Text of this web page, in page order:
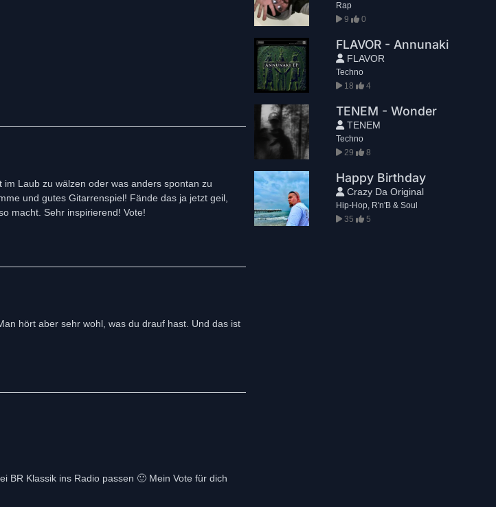
Laub zu wälzen oder was anders spontan zu
und gutes Gitarrenspiel! Fände das ja jetzt geil,
macht. Sehr inspirierend! Vote!
hört aber sehr wohl, was du drauf hast. Und das ist
BR Klassik ins Radio passen 🙂 Mein Vote für dich
Rap
9
0
FLAVOR - Annunaki
FLAVOR
Techno
18
4
TENEM - Wonder
TENEM
Techno
29
8
Happy Birthday
Crazy Da Original
Hip-Hop, R'n'B & Soul
35
5